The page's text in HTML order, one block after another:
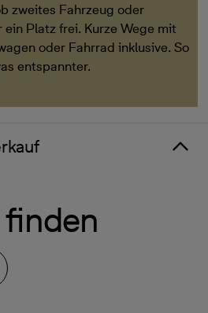
zweites Fahrzeug oder
Platz frei. Kurze Wege mit
oder Fahrrad inklusive. So
entspannter.